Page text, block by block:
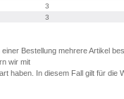
3
3
Bestellung mehrere Artikel
wir mit
haben. In diesem Fall gilt für